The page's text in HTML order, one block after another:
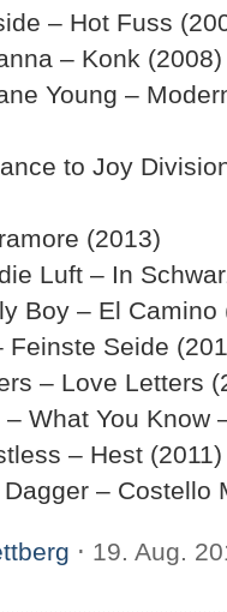
– Hot Fuss
– Konk (2008)
Young –
to Joy
(2013)
Luft – In
Boy – El Camino
Feinste Seide
– Love Letters
– What You Know
– Hest (2011)
– Costello
⋅ 19. Aug.